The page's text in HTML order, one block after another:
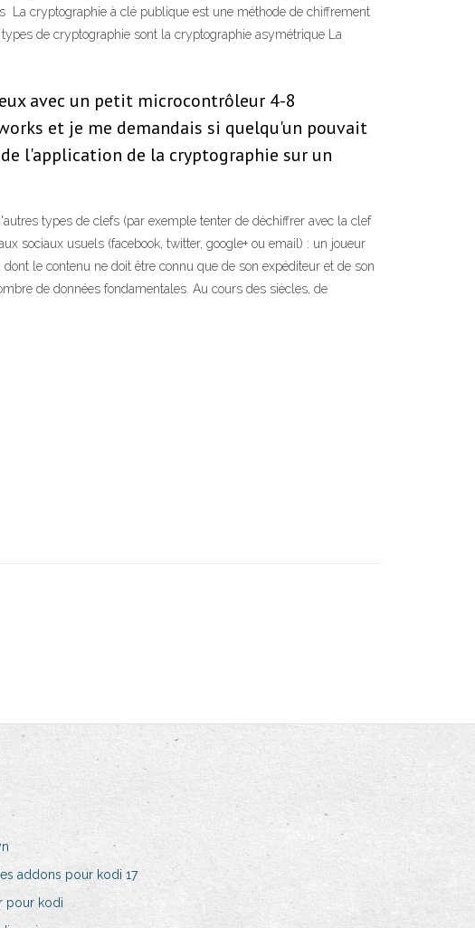
La cryptographie à clé publique est une méthode de chiffrement
de cryptographie sont la cryptographie asymétrique La
avec un petit microcontrôleur 4-8
et je me demandais si quelqu'un pouvait
l'application de la cryptographie sur un
types de clefs (par exemple tenter de déchiffrer avec la clef
sociaux usuels (facebook, twitter, google+ ou email) : un joueur
le contenu ne doit être connu que de son expéditeur et de son
de données fondamentales. Au cours des siècles, de
addons pour kodi 17
pour kodi